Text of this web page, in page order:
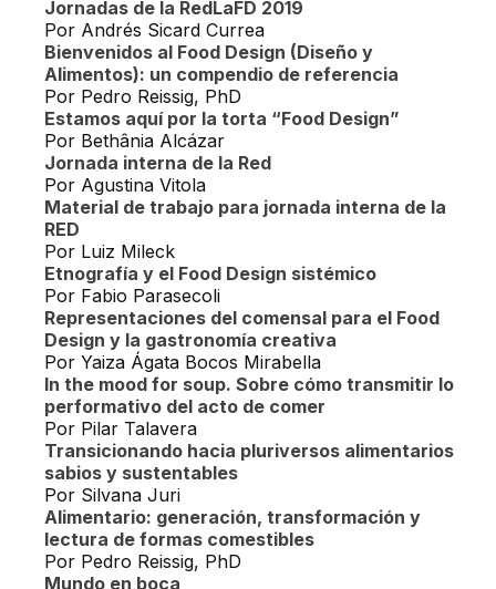
Jornadas de la RedLaFD 2019
Por Andrés Sicard Currea
Bienvenidos al Food Design (Diseño y
Alimentos): un compendio de referencia
Por Pedro Reissig, PhD
Estamos aquí por la torta “Food Design”
Por Bethânia Alcázar
Jornada interna de la Red
Por Agustina Vitola
Material de trabajo para jornada interna de la
RED
Por Luiz Mileck
Etnografía y el Food Design sistémico
Por Fabio Parasecoli
Representaciones del comensal para el Food
Design y la gastronomía creativa
Por Yaiza Ágata Bocos Mirabella
In the mood for soup. Sobre cómo transmitir lo
performativo del acto de comer
Por Pilar Talavera
Transicionando hacia pluriversos alimentarios
sabios y sustentables
Por Silvana Juri
Alimentario: generación, transformación y
lectura de formas comestibles
Por Pedro Reissig, PhD
Mundo en boca